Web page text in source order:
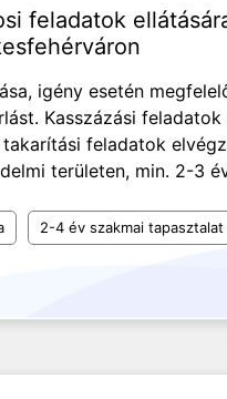
feladatok
igény esetén
Kasszázási
feladatok
területen, min. 2-3
2-4 év szakmai tapasztalat